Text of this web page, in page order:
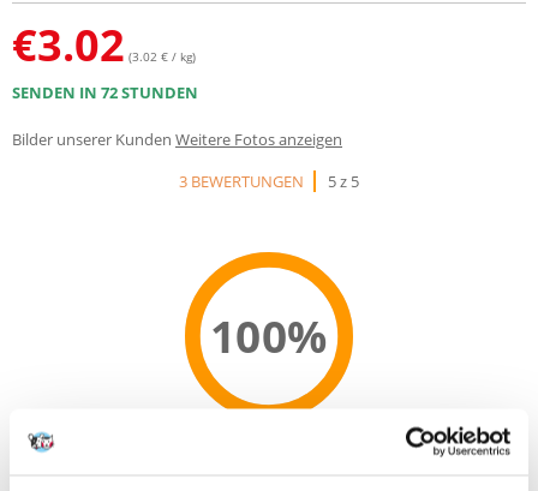
€3.02 (3.02 € / kg)
SENDEN IN 72 STUNDEN
Bilder unserer Kunden Weitere Fotos anzeigen
3 BEWERTUNGEN
5 z 5
100%
100% KUNDEN EMPFEHLEN DIESES PRODUKT